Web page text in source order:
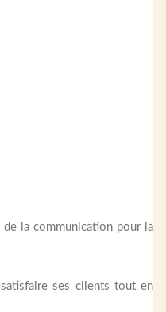
la communication pour la
ses clients tout en